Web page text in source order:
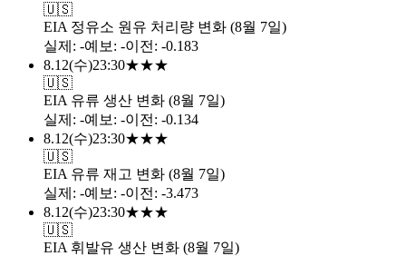
🇺🇸
EIA 정유소 원유 처리량 변화 (8월 7일)
실제 : -예보 : -이전 : -0.183
8.12(수)23:30★★★
🇺🇸
EIA 유류 생산 변화 (8월 7일)
실제 : -예보 : -이전 : -0.134
8.12(수)23:30★★★
🇺🇸
EIA 유류 재고 변화 (8월 7일)
실제 : -예보 : -이전 : -3.473
8.12(수)23:30★★★
🇺🇸
EIA 휘발유 생산 변화 (8월 7일)